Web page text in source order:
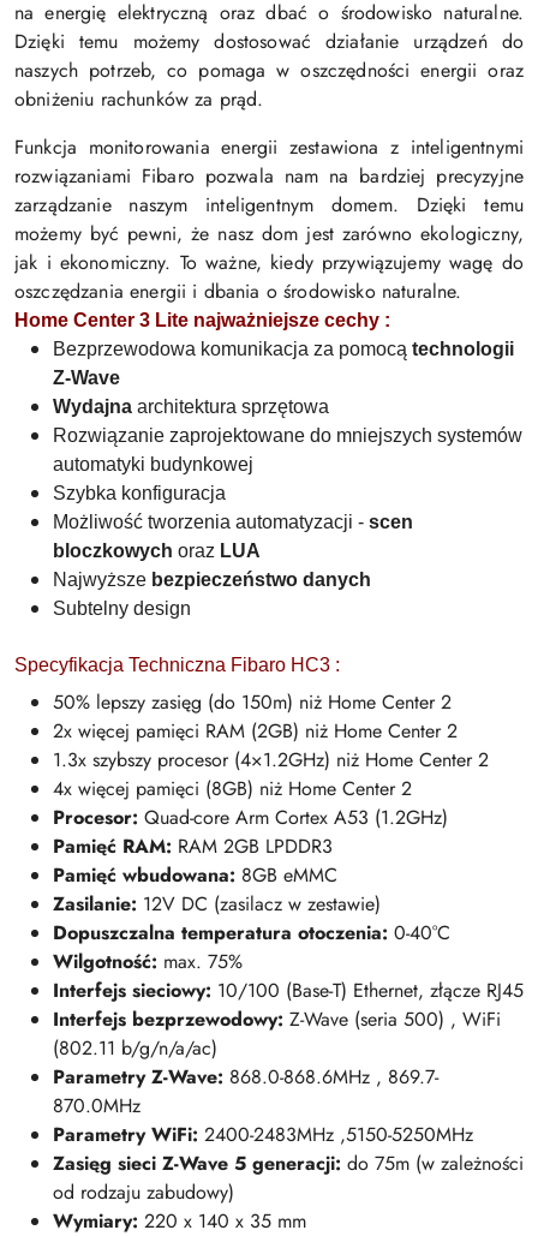
na energię elektryczną oraz dbać o środowisko naturalne.
Dzięki temu możemy dostosować działanie urządzeń do
naszych potrzeb, co pomaga w oszczędności energii oraz
obniżeniu rachunków za prąd.
Funkcja monitorowania energii zestawiona z inteligentnymi
rozwiązaniami Fibaro pozwala nam na bardziej precyzyjne
zarządzanie naszym inteligentnym domem. Dzięki temu
możemy być pewni, że nasz dom jest zarówno ekologiczny,
jak i ekonomiczny. To ważne, kiedy przywiązujemy wagę do
oszczędzania energii i dbania o środowisko naturalne.
Home Center 3 Lite najważniejsze cechy :
Bezprzewodowa komunikacja za pomocą technologii
Z-Wave
Wydajna architektura sprzętowa
Rozwiązanie zaprojektowane do mniejszych systemów
automatyki budynkowej
Szybka konfiguracja
Możliwość tworzenia automatyzacji - scen
bloczkowych oraz LUA
Najwyższe bezpieczeństwo danych
Subtelny design
Specyfikacja Techniczna Fibaro HC3 :
50% lepszy zasięg (do 150m) niż Home Center 2
2x więcej pamięci RAM (2GB) niż Home Center 2
1.3x szybszy procesor (4×1.2GHz) niż Home Center 2
4x więcej pamięci (8GB) niż Home Center 2
Procesor: Quad-core Arm Cortex A53 (1.2GHz)
Pamięć RAM: RAM 2GB LPDDR3
Pamięć wbudowana: 8GB eMMC
Zasilanie: 12V DC (zasilacz w zestawie)
Dopuszczalna temperatura otoczenia: 0-40°C
Wilgotność: max. 75%
Interfejs sieciowy: 10/100 (Base-T) Ethernet, złącze RJ45
Interfejs bezprzewodowy: Z-Wave (seria 500) , WiFi
(802.11 b/g/n/a/ac)
Parametry Z-Wave: 868.0-868.6MHz , 869.7-
870.0MHz
Parametry WiFi: 2400-2483MHz ,5150-5250MHz
Zasięg sieci Z-Wave 5 generacji: do 75m (w zależności
od rodzaju zabudowy)
Wymiary: 220 x 140 x 35 mm